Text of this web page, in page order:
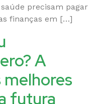
precisam pagar
finanças em […]
A
futura